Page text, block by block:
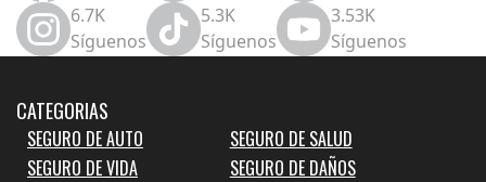
6.7K
Síguenos
5.3K
Síguenos
3.53K
Síguenos
CATEGORIAS
SEGURO DE AUTO
SEGURO DE SALUD
SEGURO DE VIDA
SEGURO DE DAÑOS